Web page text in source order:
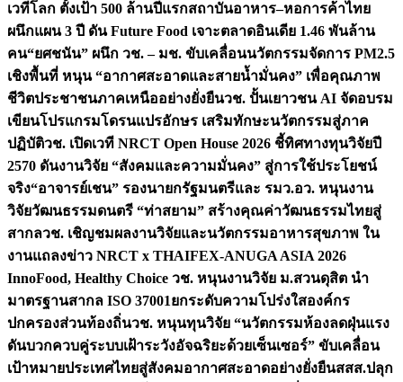
เวทีโลก ตั้งเป้า 500 ล้านปีแรกสถาบันอาหาร–หอการค้าไทย
ผนึกแผน 3 ปี ดัน Future Food เจาะตลาดอินเดีย 1.46 พันล้าน
คน“ยศชนัน” ผนึก วช. – มช. ขับเคลื่อนนวัตกรรมจัดการ PM2.5
เชิงพื้นที่ หนุน “อากาศสะอาดและสายน้ำมั่นคง” เพื่อคุณภาพ
ชีวิตประชาชนภาคเหนืออย่างยั่งยืนวช. ปั้นเยาวชน AI จัดอบรม
เขียนโปรแกรมโดรนแปรอักษร เสริมทักษะนวัตกรรมสู่ภาค
ปฏิบัติวช. เปิดเวที NRCT Open House 2026 ชี้ทิศทางทุนวิจัยปี
2570 ดันงานวิจัย “สังคมและความมั่นคง” สู่การใช้ประโยชน์
จริง“อาจารย์เชน” รองนายกรัฐมนตรีและ รมว.อว. หนุนงาน
วิจัยวัฒนธรรมดนตรี “ท่าสยาม” สร้างคุณค่าวัฒนธรรมไทยสู่
สากลวช. เชิญชมผลงานวิจัยและนวัตกรรมอาหารสุขภาพ ใน
งานแถลงข่าว NRCT x THAIFEX-ANUGA ASIA 2026
InnoFood, Healthy Choice วช. หนุนงานวิจัย ม.สวนดุสิต นำ
มาตรฐานสากล ISO 37001ยกระดับความโปร่งใสองค์กร
ปกครองส่วนท้องถิ่นวช. หนุนทุนวิจัย “นวัตกรรมห้องลดฝุ่นแรง
ดันบวกควบคู่ระบบเฝ้าระวังอัจฉริยะด้วยเซ็นเซอร์” ขับเคลื่อน
เป้าหมายประเทศไทยสู่สังคมอากาศสะอาดอย่างยั่งยืนสสส.ปลุก